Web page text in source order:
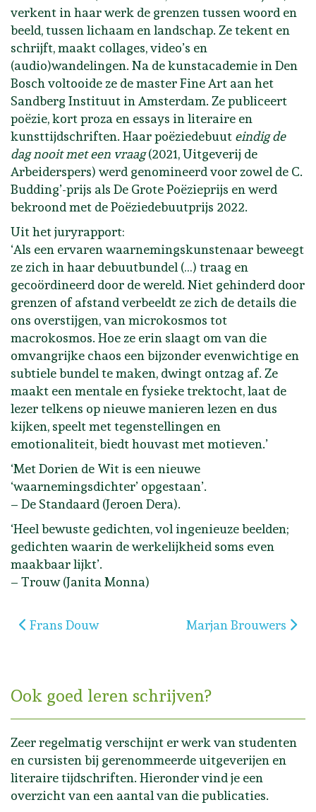
verkent in haar werk de grenzen tussen woord en
beeld, tussen lichaam en landschap. Ze tekent en
schrijft, maakt collages, video’s en
(audio)wandelingen. Na de kunstacademie in Den
Bosch voltooide ze de master Fine Art aan het
Sandberg Instituut in Amsterdam. Ze publiceert
poëzie, kort proza en essays in literaire en
kunsttijdschriften. Haar poëziedebuut eindig de
dag nooit met een vraag(2021, Uitgeverij de
Arbeiderspers) werd genomineerd voor zowel de C.
Budding’-prijs als De Grote Poëzieprijs en werd
bekroond met de Poëziedebuutprijs 2022.
Uit het juryrapport:
‘Als een ervaren waarnemingskunstenaar beweegt
ze zich in haar debuutbundel (…) traag en
gecoördineerd door de wereld. Niet gehinderd door
grenzen of afstand verbeeldt ze zich de details die
ons overstijgen, van microkosmos tot
macrokosmos. Hoe ze erin slaagt om van die
omvangrijke chaos een bijzonder evenwichtige en
subtiele bundel te maken, dwingt ontzag af. Ze
maakt een mentale en fysieke trektocht, laat de
lezer telkens op nieuwe manieren lezen en dus
kijken, speelt met tegenstellingen en
emotionaliteit, biedt houvast met motieven.’
‘Met Dorien de Wit is een nieuwe
‘waarnemingsdichter’ opgestaan’.
– De Standaard (Jeroen Dera).
‘Heel bewuste gedichten, vol ingenieuze beelden;
gedichten waarin de werkelijkheid soms even
maakbaar lijkt’.
– Trouw (Janita Monna)
Vorig artikel: Frans Douw
Frans Douw Volgende artikel:
Marjan Brouwers
Ook goed leren schrijven?
Zeer regelmatig verschijnt er werk van studenten
en cursisten bij gerenommeerde uitgeverijen en
literaire tijdschriften. Hieronder vind je een
overzicht van een aantal van die publicaties.